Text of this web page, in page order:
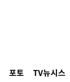
포토 TV뉴시스